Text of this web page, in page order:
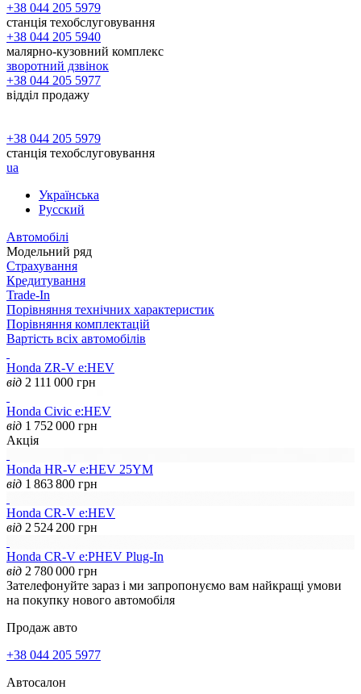
+38 044 205 5979
станція техобслуговування
+38 044 205 5940
малярно-кузовний комплекс
зворотний дзвінок
+38 044 205 5977
відділ продажу
+38 044 205 5979
станція техобслуговування
ua
Українська
Русский
Автомобілі
Модельний ряд
Страхування
Кредитування
Trade-In
Порівняння технічних характеристик
Порівняння комплектацій
Вартість всіх автомобілів
Honda ZR-V e:HEV
від 2 111 000 грн
Honda Civic e:HEV
від 1 752 000 грн
Акція
Honda HR-V e:HEV 25YM
від 1 863 800 грн
Honda CR-V e:HEV
від 2 524 200 грн
Honda CR-V e:PHEV Plug-In
від 2 780 000 грн
Зателефонуйте зараз і ми запропонуємо вам найкращі умови
на покупку нового автомобіля
Продаж авто
+38 044 205 5977
Автосалон